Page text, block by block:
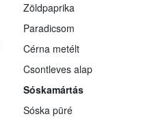
Zöldpaprika
Paradicsom
Cérna metélt
Csontleves alap
Sóskamártás
Sóska püré